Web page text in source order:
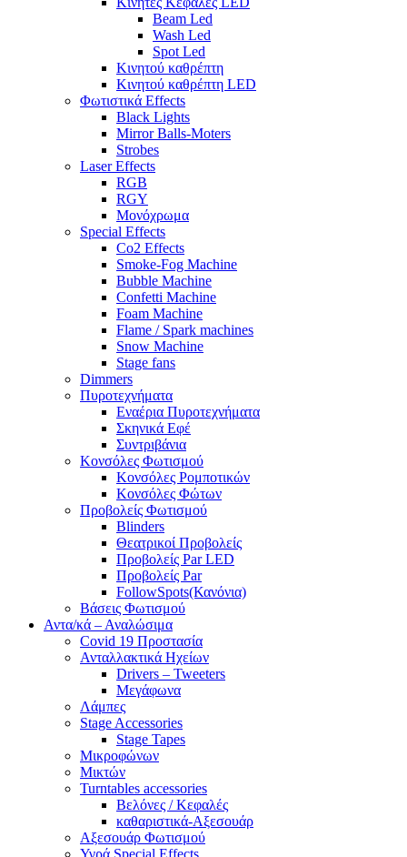
Beam Led
Wash Led
Spot Led
Κινητού καθρέπτη
Κινητού καθρέπτη LED
Φωτιστικά Effects
Black Lights
Mirror Balls-Moters
Strobes
Laser Effects
RGB
RGY
Μονόχρωμα
Special Effects
Co2 Effects
Smoke-Fog Machine
Bubble Machine
Confetti Machine
Foam Machine
Flame / Spark machines
Snow Machine
Stage fans
Dimmers
Πυροτεχνήματα
Εναέρια Πυροτεχνήματα
Σκηνικά Εφέ
Συντριβάνια
Κονσόλες Φωτισμού
Κονσόλες Ρομποτικών
Κονσόλες Φώτων
Προβολείς Φωτισμού
Blinders
Θεατρικοί Προβολείς
Προβολείς Par LED
Προβολείς Par
FollowSpots(Κανόνια)
Βάσεις Φωτισμού
Αντα/κά – Αναλώσιμα
Covid 19 Προστασία
Ανταλλακτικά Ηχείων
Drivers – Tweeters
Μεγάφωνα
Λάμπες
Stage Accessories
Stage Tapes
Μικροφώνων
Μικτών
Turntables accessories
Βελόνες / Κεφαλές
καθαριστικά-Αξεσουάρ
Αξεσουάρ Φωτισμού
Υγρά Special Effects